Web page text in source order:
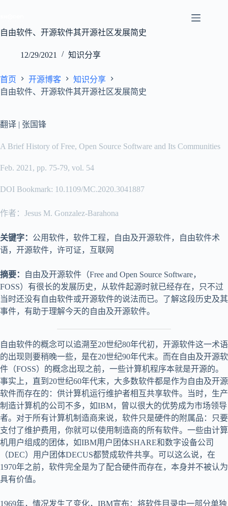
内
自由软件、开源软件其开源社区发展简史
12/29/2021 知识分享
首页 开源博客
知识分享
自由软件、开源软件其开源社区发展简史
翻译 | 张国锋
A Brief History of Free, Open Source Software and Its Communities
Feb. 2021, pp. 75-79, vol. 54
DOI Bookmark: 10.1109/MC.2020.3041887
作者：Jesus M. Gonzalez-Barahona
关键字： 公用软件，软件工程，自由及开源软件，自由软件术
语，开源软件，许可证，互联网
摘要：
自由及开源软件（Free and Open Source Software，
FOSS）有很长的发展历史，从软件起源时就已经存在，只不过
当时还没有自由软件或开源软件的说法而已。了解这段历史及其
事件，有助于理解今天的自由及开源软件。
自由软件的概念可以追溯至20世纪80年代初，开源软件这一术语
的出现则要稍晚一些，是在20世纪90年代末。而在自由及开源软
件（FOSS）的概念出现之前，一些计算机程序本就是开源的。
事实上，直到20世纪60年代末，大多数软件都是作为自由及开源
软件而存在的：供计算机运行维护者相互共享软件。当时，生产
制造计算机的公司不多，如IBM，曾以很大的优势成为市场领导
者。对于所有计算机制造商来说，软件只是硬件的附属品：只要
支付了维护费用，你就可以使用制造商的所有软件。一些由计算
机用户组成的团体，如IBM用户团体SHARE和数字设备公司
（DEC）用户团体DECUS都赞成软件共享。可以这么说，在
1970年之前，软件完全是为了配合硬件而存在，本身并不被认为
具有价值。
1969年，情况发生了变化，IBM宣布：将软件目录中一部分单独